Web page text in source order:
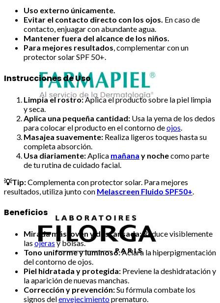
Uso externo únicamente.
Evitar el contacto directo con los ojos. En caso de
contacto, enjuagar con abundante agua.
Mantener fuera del alcance de los niños.
Para mejores resultados, complementar con un
protector solar SPF 50+.
Instrucciones de Uso
Limpia el rostro:Aplica el producto sobre la piel limpia
y seca.
Aplica una pequeña cantidad: Usa la yema de los dedos
para colocar el producto en el contorno deojos.
Masajea suavemente: Realiza ligeros toques hasta su
completa absorción.
Usa diariamente:Aplica mañana y nochecomo parte
de tu rutina de cuidado facial.
💡Tip:Complementa con protector solar. Para mejores
resultados, utiliza junto con Melascreen Fluido SPF50+.
Beneficios
Mirada más joven y descansada:Reduce visiblemente
las ojerasy bolsas.
Tono uniforme y luminoso:Aclara la hiperpigmentación
del contorno de ojos.
Piel hidratada y protegida: Previene la deshidratación y
la aparición de nuevas manchas.
Corrección y prevención:Su fórmula combate los
signos delenvejecimientoprematuro.